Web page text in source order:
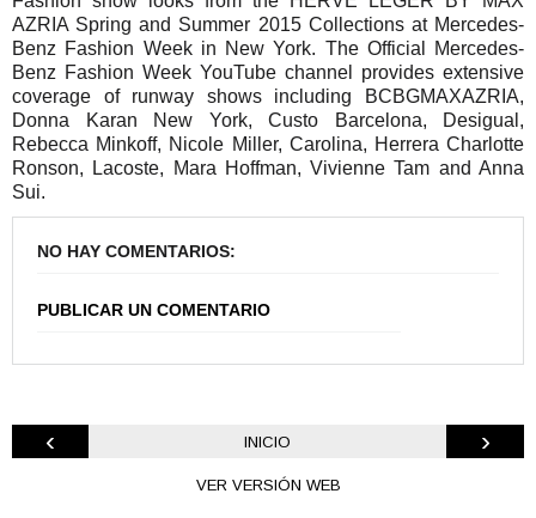
AZRIA Spring and Summer 2015 Collections at Mercedes-
Benz Fashion Week in New York. The Official Mercedes-
Benz Fashion Week YouTube channel provides extensive
coverage of runway shows including BCBGMAXAZRIA,
Donna Karan New York, Custo Barcelona, Desigual,
Rebecca Minkoff, Nicole Miller, Carolina, Herrera Charlotte
Ronson, Lacoste, Mara Hoffman, Vivienne Tam and Anna
Sui.
NO HAY COMENTARIOS:
PUBLICAR UN COMENTARIO
‹ INICIO ›
VER VERSIÓN WEB